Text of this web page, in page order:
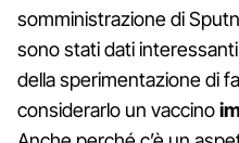
somministrazione di
sono stati dati
della sperimentazione di
considerarlo un vaccino